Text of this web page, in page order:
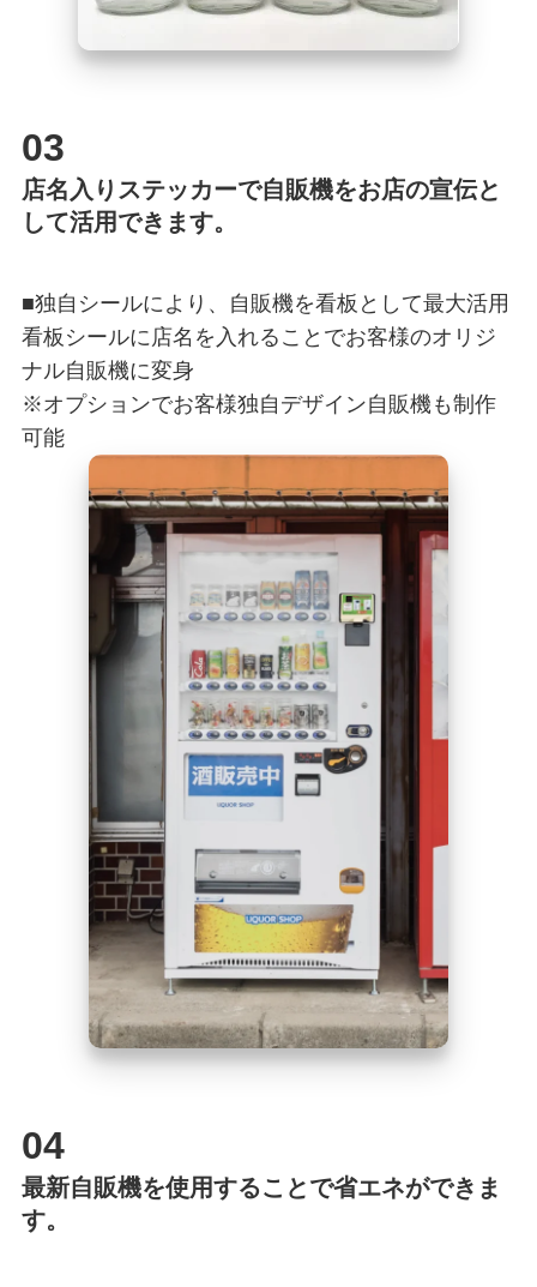
03
店名入りステッカーで自販機をお店の宣伝と
して活用できます。
■独自シールにより、自販機を看板として最大活用
看板シールに店名を入れることでお客様のオリジ
ナル自販機に変身
※オプションでお客様独自デザイン自販機も制作
可能
04
最新自販機を使用することで省エネができま
す。